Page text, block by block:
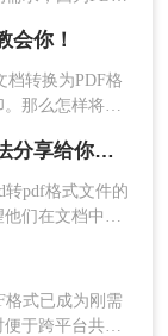
文档上传到界
文件夹批量导入
转换成pdf文件
会你！
档转换为PDF格
那么怎样将
word如何转pdf格式？二种简单的方法分享给你！精准高效！
pdf格式文件的
们在文档中进
。
格式已成为刚需
于跨平台共享